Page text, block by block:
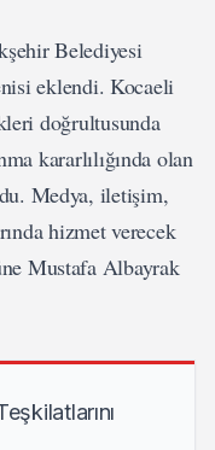
Belediyesi
eklendi. Kocaeli
doğrultusunda
kararlılığında olan
Medya, iletişim,
hizmet verecek
Mustafa Albayrak